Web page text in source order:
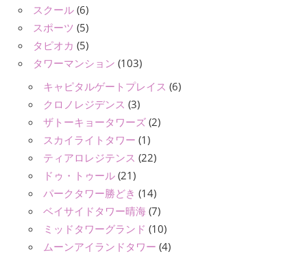
スクール (6)
スポーツ (5)
タピオカ (5)
タワーマンション (103)
キャピタルゲートプレイス (6)
クロノレジデンス (3)
ザトーキョータワーズ (2)
スカイライトタワー (1)
ティアロレジテンス (22)
ドゥ・トゥール (21)
パークタワー勝どき (14)
ベイサイドタワー晴海 (7)
ミッドタワーグランド (10)
ムーンアイランドタワー (4)